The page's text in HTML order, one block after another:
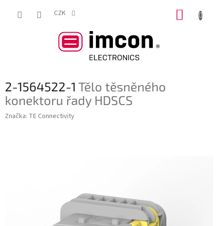
CZK
2-1564522-1 Tělo těsněného
konektoru řady HDSCS
Značka: TE Connectivity